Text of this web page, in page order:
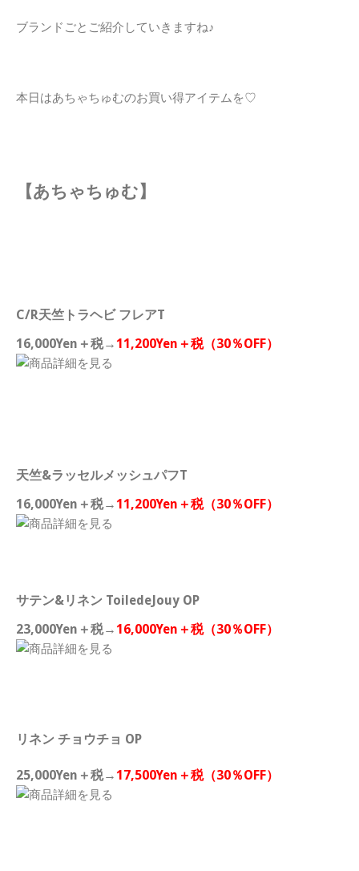
ブランドごとご紹介していきますね♪
本日はあちゃちゅむのお買い得アイテムを♡
【あちゃちゅむ】
C/R天竺トラヘビ フレアT
16,000Yen＋税→ 11,200Yen＋税（30％OFF）
天竺&ラッセルメッシュパフT
16,000Yen＋税→ 11,200Yen＋税（30％OFF）
サテン&リネン ToiledeJouy OP
23,000Yen＋税→ 16,000Yen＋税（30％OFF）
リネン チョウチョ OP
25,000Yen＋税→ 17,500Yen＋税（30％OFF）